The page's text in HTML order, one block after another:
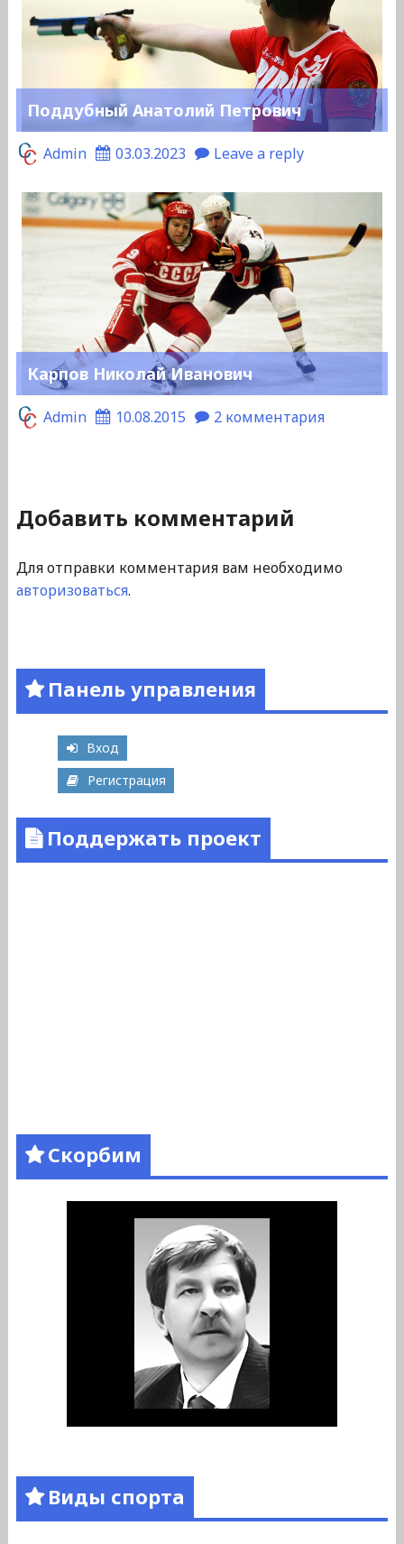
Поддубный Анатолий Петрович
Admin 03.03.2023 Leave a reply
Карпов Николай Иванович
Admin 10.08.2015 2 комментария
Добавить комментарий
Для отправки комментария вам необходимо
авторизоваться.
Панель управления
Вход
Регистрация
Поддержать проект
Скорбим
Виды спорта